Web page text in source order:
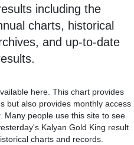
including the
charts, historical
and up-to-date
here. This chart provides
but also provides monthly access
Many people use this site to see
Kalyan Gold King result
charts and records.